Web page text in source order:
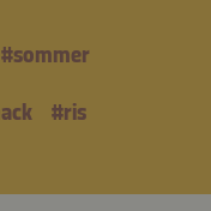
#sommer
#ris